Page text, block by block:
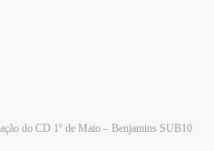
do CD 1º de Maio – Benjamins SUB10